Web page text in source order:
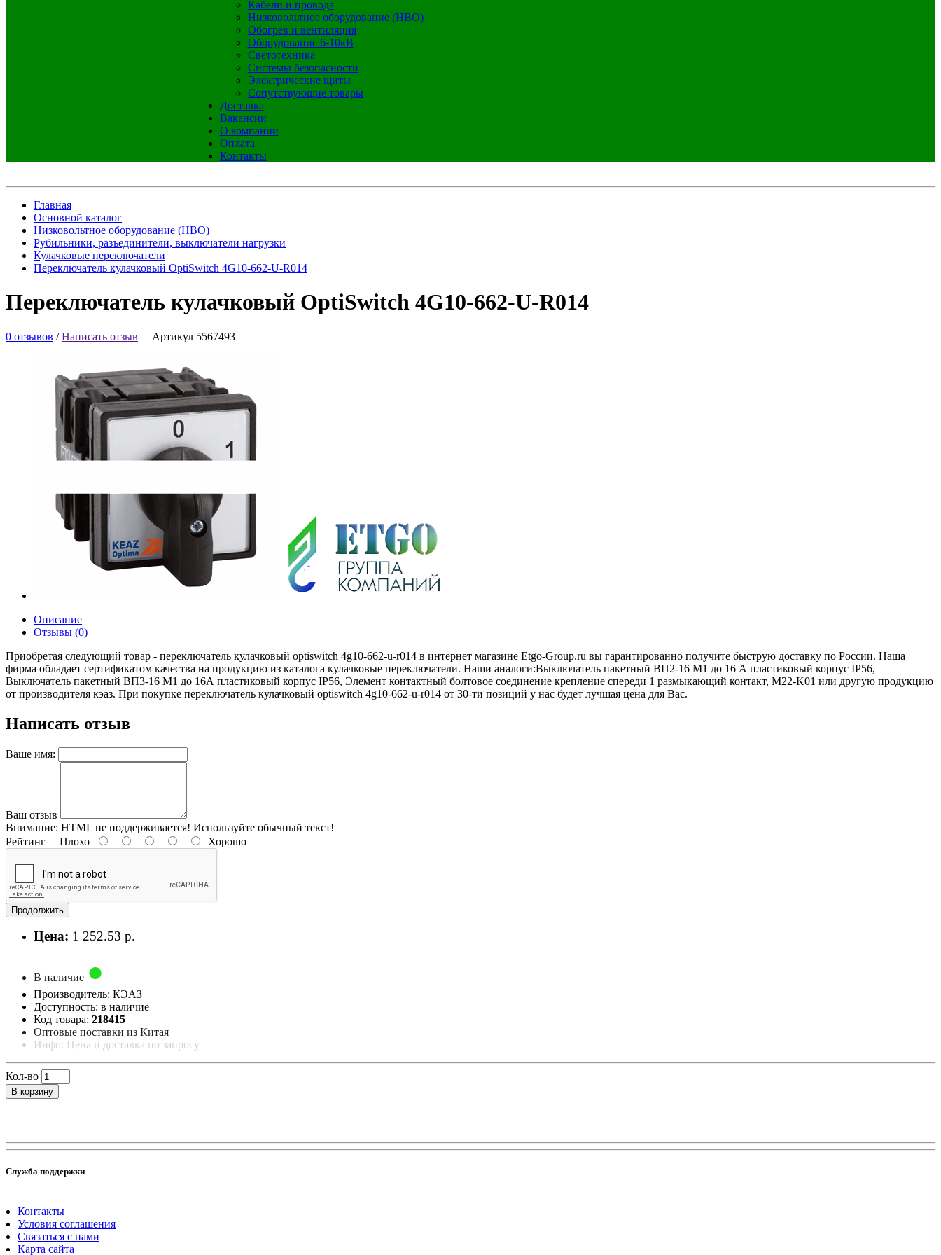
Кабели и провода
Низковольтное оборудование (НВО)
Обогрев и вентиляция
Оборудование 6-10кВ
Светотехника
Системы безопасности
Электрические щиты
Сопутствующие товары
Доставка
Вакансии
О компании
Оплата
Контакты
Главная
Основной каталог
Низковольтное оборудование (НВО)
Рубильники, разъединители, выключатели нагрузки
Кулачковые переключатели
Переключатель кулачковый OptiSwitch 4G10-662-U-R014
Переключатель кулачковый OptiSwitch 4G10-662-U-R014
0 отзывов /Написать отзыв Артикул 5567493
Описание
Отзывы (0)
Приобретая следующий товар - переключатель кулачковый optiswitch 4g10-662-u-r014 в интернет магазине Etgo-Group.ru вы гарантированно получите быструю доставку по России. Наша
фирма обладает сертификатом качества на продукцию из каталога кулачковые переключатели. Наши аналоги:Выключатель пакетный ВП2-16 М1 до 16 А пластиковый корпус IP56,
Выключатель пакетный ВП3-16 М1 до 16А пластиковый корпус IP56, Элемент контактный болтовое соединение крепление спереди 1 размыкающий контакт, M22-K01 или другую продукцию
от производителя кэаз. При покупке переключатель кулачковый optiswitch 4g10-662-u-r014 от 30-ти позиций у нас будет лучшая цена для Вас.
Написать отзыв
Ваше имя:
Ваш отзыв
Внимание: HTML не поддерживается! Используйте обычный текст!
Рейтинг Плохо Хорошо
Продолжить
Цена: 1 252.53 р.
В наличие
Производитель: КЭАЗ
Доступность: в наличие
Код товара: 218415
Оптовые поставки из Китая
Инфо: Цена и доставка по запросу
Кол-во
В корзину
Служба поддержки
Контакты
Условия соглашения
Связаться с нами
Карта сайта